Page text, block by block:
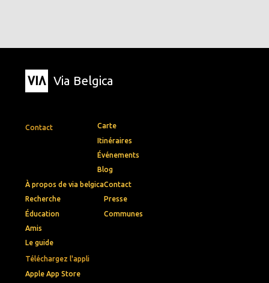
Via Belgica
Contact
Téléchargez l'appli
Apple App Store
Carte
Itinéraires
Événements
Blog
À propos de via belgica
Recherche
Éducation
Amis
Le guide
Contact
Presse
Communes